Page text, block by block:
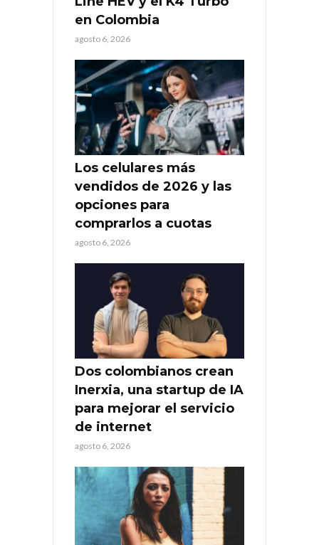
en Colombia
agosto 6, 2026
Los celulares más
vendidos de 2026 y las
opciones para
comprarlos a cuotas
agosto 6, 2026
Dos colombianos crean
Inerxia, una startup de IA
para mejorar el servicio
de internet
agosto 6, 2026